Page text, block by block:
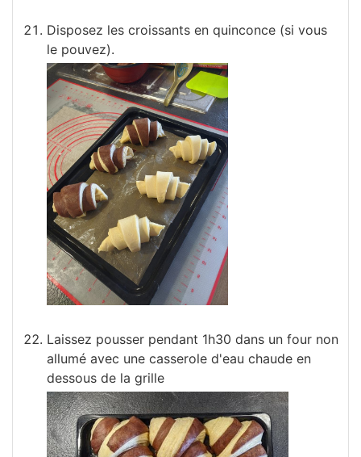
Disposez les croissants en quinconce (si vous
le pouvez).
Laissez pousser pendant 1h30 dans un four non
allumé avec une casserole d'eau chaude en
dessous de la grille